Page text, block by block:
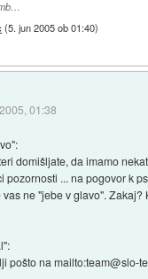
(5. jun 2005 ob 01:40)
01:38
domišljate, da imamo
pozornosti ... na pogovor k
ne "jebe v glavo". Zakaj?
pošto na mailto:team@slo-